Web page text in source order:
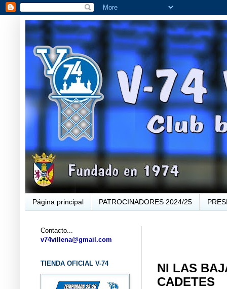
Página principal PATROCINADORES 2024/25
NI LAS
CADETES
Contacto...
v74villena@gmail.com
TIENDA OFICIAL V-74